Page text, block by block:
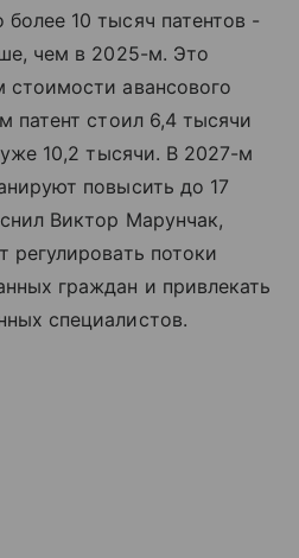
10 тысяч патентов -
чем в 2025-м. Это
авансового
патент стоил 6,4 тысячи
10,2 тысячи. В 2027-м
повысить до 17
Виктор Марунчак,
регулировать потоки
граждан и привлекать
специалистов.